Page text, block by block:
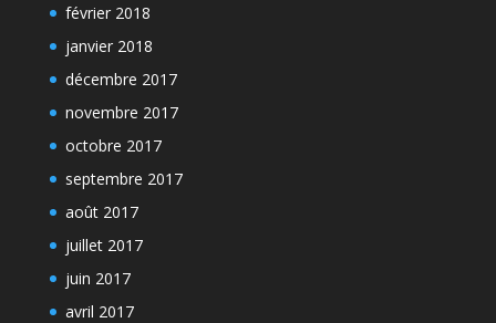
février 2018
janvier 2018
décembre 2017
novembre 2017
octobre 2017
septembre 2017
août 2017
juillet 2017
juin 2017
avril 2017